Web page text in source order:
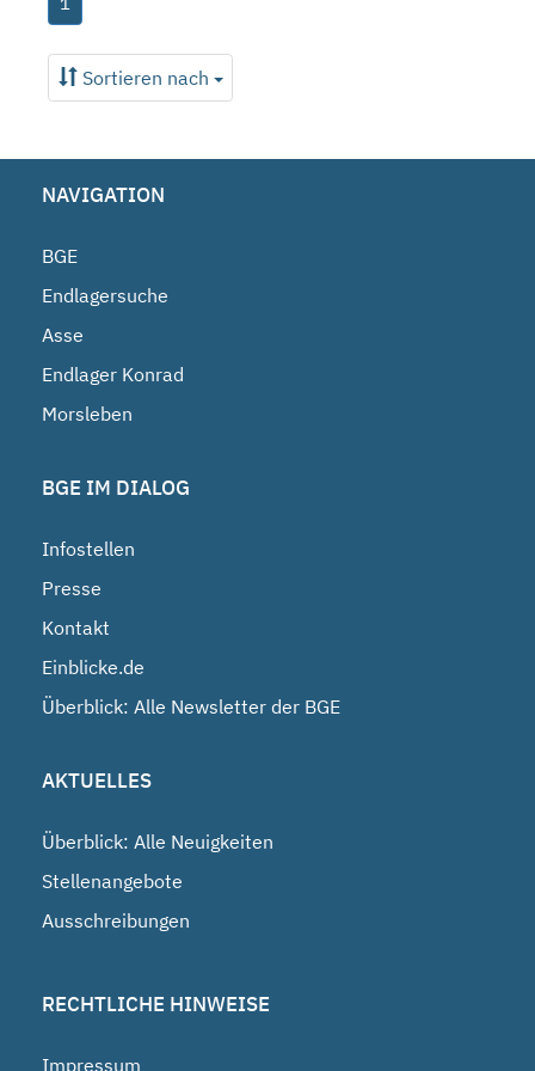
Sortieren nach
NAVIGATION
BGE
Endlagersuche
Asse
Endlager Konrad
Morsleben
BGE IM DIALOG
Infostellen
Presse
Kontakt
Einblicke.de
Überblick: Alle Newsletter der BGE
AKTUELLES
Überblick: Alle Neuigkeiten
Stellenangebote
Ausschreibungen
RECHTLICHE HINWEISE
Impressum